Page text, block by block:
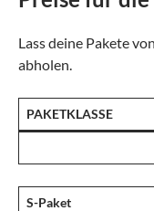
Lass deine Pakete
abholen.
PAKETKLASSE
S-Paket